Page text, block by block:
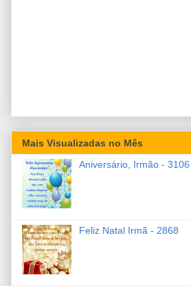
Mais Visualizadas no Mês
Aniversário, Irmão - 3106
Feliz Natal Irmã - 2868